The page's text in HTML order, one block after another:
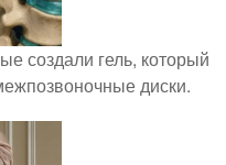
создали гель, который
диски.